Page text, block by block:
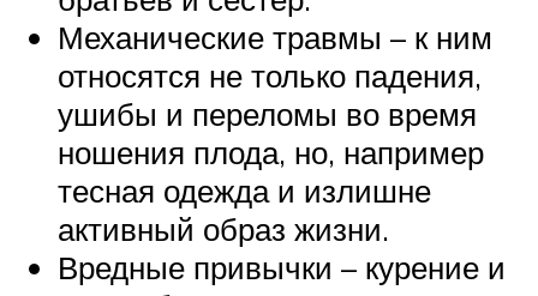
Механические травмы – к ним
относятся не только падения,
ушибы и переломы во время
ношения плода, но, например
тесная одежда и излишне
активный образ жизни.
Вредные привычки – курение и